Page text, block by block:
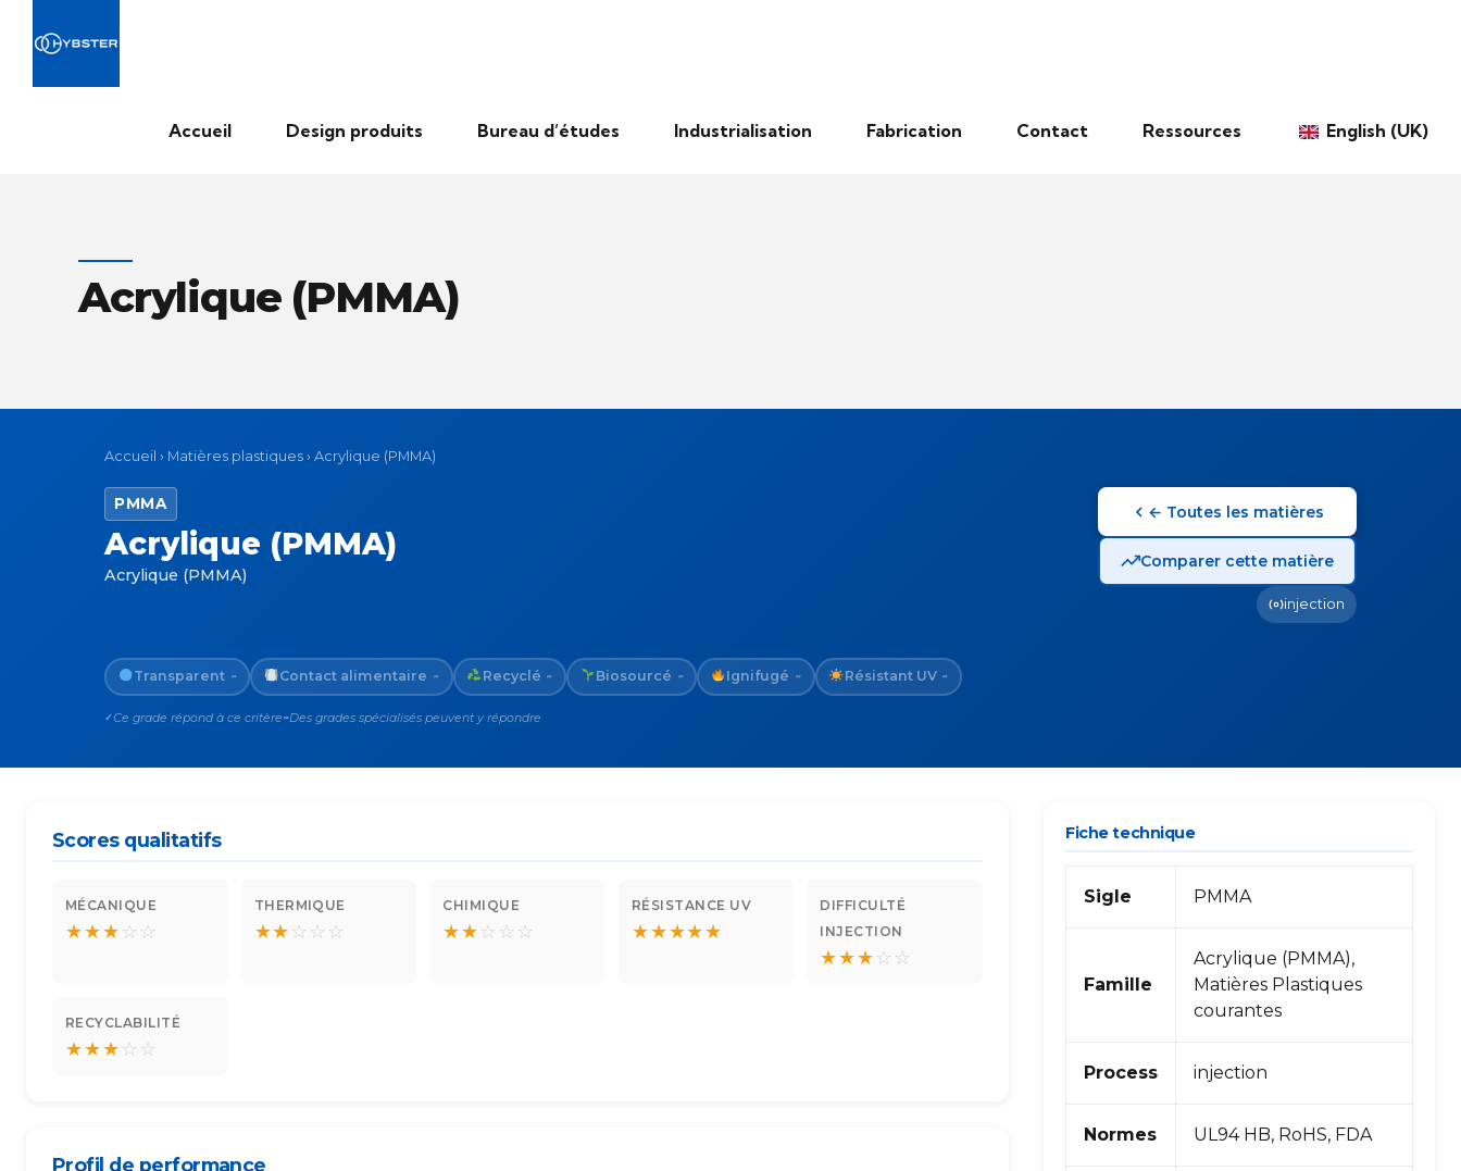
Accueil Design produits Bureau d’études Industrialisation Fabrication Contact Ressources English (UK)
Acrylique (PMMA)
Accueil › Matières plastiques › Acrylique (PMMA)
PMMA
Acrylique (PMMA)
Acrylique (PMMA)
← Toutes les matières
Comparer cette matière
injection
Transparent ~ Contact alimentaire ~ Recyclé ~ Biosourcé ~ Ignifugé ~ Résistant UV ~
✓ Ce grade répond à ce critère ~Des grades spécialisés peuvent y répondre
Scores qualitatifs
MÉCANIQUE
★★★☆ ☆
THERMIQUE
★★☆ ☆ ☆
CHIMIQUE
★★☆ ☆ ☆
RÉSISTANCE UV
★★★★★
DIFFICULTÉ
INJECTION
★★★☆ ☆
RECYCLABILITÉ
★★★☆ ☆
Profil de performance
Fiche technique
Sigle PMMA
Famille
Acrylique (PMMA),
Matières Plastiques
courantes
Process injection
Normes UL94 HB, RoHS, FDA